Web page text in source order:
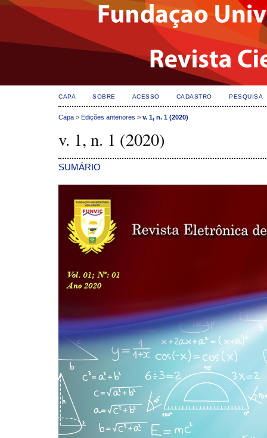
CAPA SOBRE ACESSO CADASTRO PESQUISA
Capa > Edições anteriores > v. 1, n. 1 (2020)
v. 1, n. 1 (2020)
SUMÁRIO